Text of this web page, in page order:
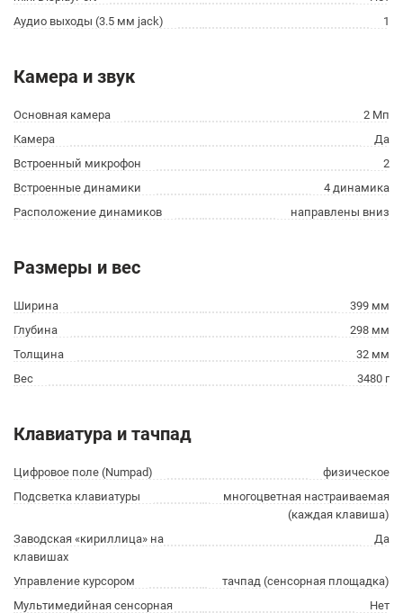
Аудио выходы (3.5 мм jack)
1
Камера и звук
Основная камера
2 Мп
Камера
Да
Встроенный микрофон
2
Встроенные динамики
4 динамика
Расположение динамиков
направлены вниз
Размеры и вес
Ширина
399 мм
Глубина
298 мм
Толщина
32 мм
Вес
3480 г
Клавиатура и тачпад
Цифровое поле (Numpad)
физическое
Подсветка клавиатуры
многоцветная настраиваемая
(каждая клавиша)
Заводская «кириллица» на
клавишах
Да
Управление курсором
тачпад (сенсорная площадка)
Мультимедийная сенсорная
Нет